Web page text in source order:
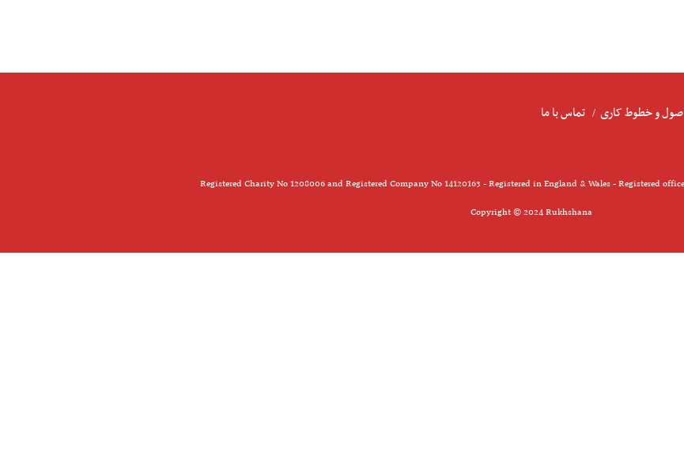
و خطوط کاری تماس با ما
Registered Charity No 1208006 and Registered Company No 14120163 - Registered in England & Wales - Registered
Copyright © 2024 Rukhshana